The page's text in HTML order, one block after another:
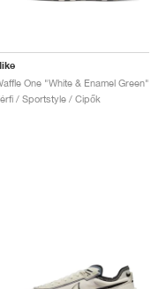
One "White & Enamel Green"
/ Sportstyle / Cipők